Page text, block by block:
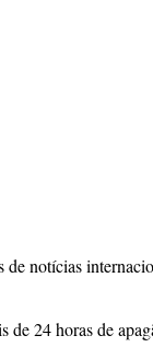
notícias
24 horas de